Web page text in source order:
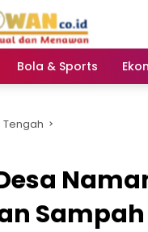
Bola & Sports
Sampah